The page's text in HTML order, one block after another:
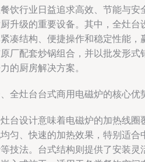
饮行业日益追求高效、节能与安
升级的重要设备。其中，全灶台
凑结构、便捷操作和稳定性能，
厂配套炒锅组合，并以批发形式
的厨房解决方案。
全灶台台式商用电磁炉的核心优
台设计意味着电磁炉的加热线圈
匀、快速的加热效果，特别适合
技法。台式结构则提供了安装灵